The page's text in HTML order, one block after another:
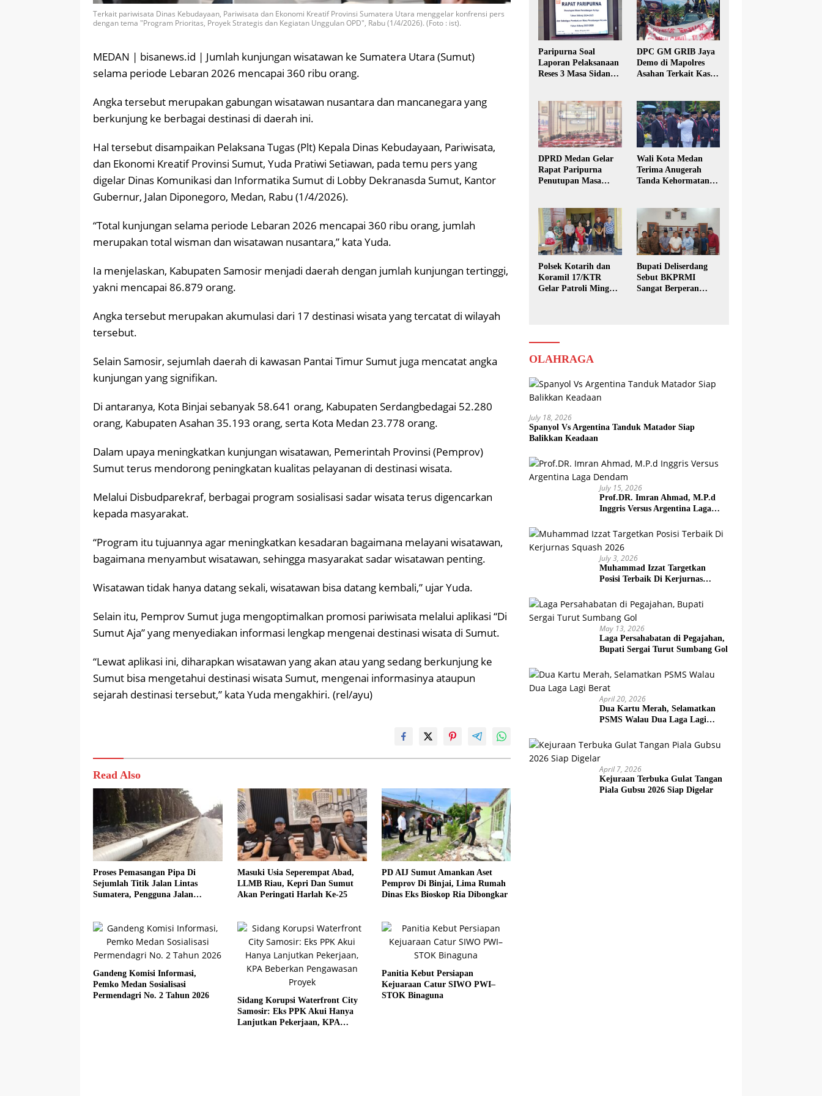
Terkait pariwisata Dinas Kebudayaan, Pariwisata dan Ekonomi Kreatif Provinsi Sumatera Utara menggelar konfrensi pers
dengan tema "Program Prioritas, Proyek Strategis dan Kegiatan Unggulan OPD", Rabu (1/4/2026). (Foto : ist).
MEDAN | bisanews.id | Jumlah kunjungan wisatawan ke Sumatera Utara (Sumut)
selama periode Lebaran 2026 mencapai 360 ribu orang.
Angka tersebut merupakan gabungan wisatawan nusantara dan mancanegara yang
berkunjung ke berbagai destinasi di daerah ini.
Hal tersebut disampaikan Pelaksana Tugas (Plt) Kepala Dinas Kebudayaan, Pariwisata,
dan Ekonomi Kreatif Provinsi Sumut, Yuda Pratiwi Setiawan, pada temu pers yang
digelar Dinas Komunikasi dan Informatika Sumut di Lobby Dekranasda Sumut, Kantor
Gubernur, Jalan Diponegoro, Medan, Rabu (1/4/2026).
“Total kunjungan selama periode Lebaran 2026 mencapai 360 ribu orang, jumlah
merupakan total wisman dan wisatawan nusantara,” kata Yuda.
Ia menjelaskan, Kabupaten Samosir menjadi daerah dengan jumlah kunjungan tertinggi,
yakni mencapai 86.879 orang.
Angka tersebut merupakan akumulasi dari 17 destinasi wisata yang tercatat di wilayah
tersebut.
Selain Samosir, sejumlah daerah di kawasan Pantai Timur Sumut juga mencatat angka
kunjungan yang signifikan.
Di antaranya, Kota Binjai sebanyak 58.641 orang, Kabupaten Serdangbedagai 52.280
orang, Kabupaten Asahan 35.193 orang, serta Kota Medan 23.778 orang.
Dalam upaya meningkatkan kunjungan wisatawan, Pemerintah Provinsi (Pemprov)
Sumut terus mendorong peningkatan kualitas pelayanan di destinasi wisata.
Melalui Disbudparekraf, berbagai program sosialisasi sadar wisata terus digencarkan
kepada masyarakat.
“Program itu tujuannya agar meningkatkan kesadaran bagaimana melayani wisatawan,
bagaimana menyambut wisatawan, sehingga masyarakat sadar wisatawan penting.
Wisatawan tidak hanya datang sekali, wisatawan bisa datang kembali,” ujar Yuda.
Selain itu, Pemprov Sumut juga mengoptimalkan promosi pariwisata melalui aplikasi “Di
Sumut Aja” yang menyediakan informasi lengkap mengenai destinasi wisata di Sumut.
“Lewat aplikasi ini, diharapkan wisatawan yang akan atau yang sedang berkunjung ke
Sumut bisa mengetahui destinasi wisata Sumut, mengenai informasinya ataupun
sejarah destinasi tersebut,” kata Yuda mengakhiri. (rel/ayu)
Read Also
Proses Pemasangan Pipa Di
Sejumlah Titik Jalan Lintas
Sumatera, Pengguna Jalan
Masuki Usia Seperempat Abad,
LLMB Riau, Kepri Dan Sumut
Akan Peringati Harlah Ke-25
PD AIJ Sumut Amankan Aset
Pemprov Di Binjai, Lima Rumah
Dinas Eks Bioskop Ria Dibongkar
Gandeng Komisi Informasi,
Pemko Medan Sosialisasi
Permendagri No. 2 Tahun 2026
Sidang Korupsi Waterfront City
Samosir: Eks PPK Akui Hanya
Lanjutkan Pekerjaan, KPA
Panitia Kebut Persiapan
Kejuaraan Catur SIWO PWI–
STOK Binaguna
Paripurna Soal
Laporan Pelaksanaan
Reses 3 Masa Sidang
DPC GM GRIB Jaya
Demo di Mapolres
Asahan Terkait Kasus
DPRD Medan Gelar
Rapat Paripurna
Penutupan Masa
Wali Kota Medan
Terima Anugerah
Tanda Kehormatan
Polsek Kotarih dan
Koramil 17/KTR
Gelar Patroli Minggu
Bupati Deliserdang
Sebut BKPRMI
Sangat Berperan
OLAHRAGA
July 18, 2026
Spanyol Vs Argentina Tanduk Matador Siap
Balikkan Keadaan
July 15, 2026
Prof.DR. Imran Ahmad, M.P.d
Inggris Versus Argentina Laga
July 3, 2026
Muhammad Izzat Targetkan
Posisi Terbaik Di Kerjurnas
May 13, 2026
Laga Persahabatan di Pegajahan,
Bupati Sergai Turut Sumbang Gol
April 20, 2026
Dua Kartu Merah, Selamatkan
PSMS Walau Dua Laga Lagi
April 7, 2026
Kejuraan Terbuka Gulat Tangan
Piala Gubsu 2026 Siap Digelar